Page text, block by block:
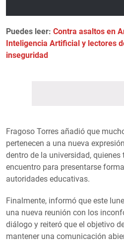
Puedes leer: Contra asaltos en
Inteligencia Artificial y lectores
inseguridad
Fragoso Torres añadió que
pertenecen a una nueva
dentro de la universidad,
encuentro para presentarse
autoridades educativas.
Finalmente, informó que este
una nueva reunión con los
diálogo y reiteró que el objetivo
mantener una comunicación